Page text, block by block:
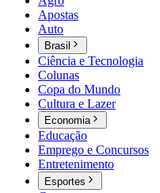
Apostas
Auto
Brasil
Ciência e Tecnologia
Colunas
Copa do Mundo
Cultura e Lazer
Economia
Educação
Emprego e Concursos
Entretenimento
Esportes